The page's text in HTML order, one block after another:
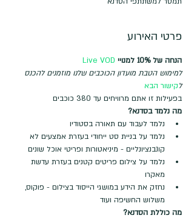
פרטי האירוע
הנחה של 10% למנויי
Live VOD
למימוש הטבת מועדון הכוכבים שלנו מוזמנים להכנס
לקישור הבא
בפעילות זו אתם מרוויחים עד 380 כוכבים
מה נלמד בסדנא?
נלמד לעבוד עם תאורה בסטודיו
נלמד על בניית סט ייחודי בעזרת אמצעים לא
קונבנציונליים - מיניאטורות ופריטי אוכל שונים
נלמד על צילום פריטים קטנים בעזרת עדשת
מאקרו
נחזק את הידע במושגי הייסוד בצילום - פוקוס,
משלוש החשיפה ועוד
מה כוללת הסדנא?